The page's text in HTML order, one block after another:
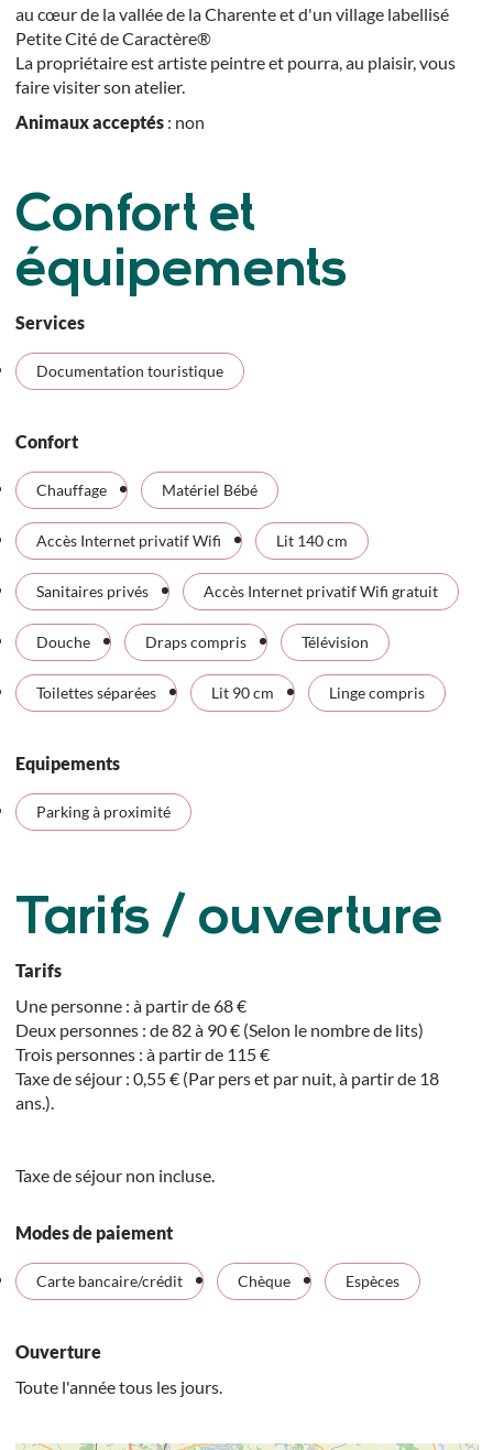
au cœur de la vallée de la Charente et d'un village labellisé
Petite Cité de Caractère®
La propriétaire est artiste peintre et pourra, au plaisir, vous
faire visiter son atelier.
Animaux acceptés: non
Confort et
équipements
Services
Documentation touristique
Confort
Chauffage Matériel Bébé
Accès Internet privatif Wifi Lit 140 cm
Sanitaires privés Accès Internet privatif Wifi gratuit
Douche Draps compris Télévision
Toilettes séparées Lit 90 cm Linge compris
Equipements
Parking à proximité
Tarifs / ouverture
Tarifs
Une personne : à partir de 68 €
Deux personnes : de 82 à 90 € (Selon le nombre de lits)
Trois personnes : à partir de 115 €
Taxe de séjour : 0,55 € (Par pers et par nuit, à partir de 18
ans.).
Taxe de séjour non incluse.
Modes de paiement
Carte bancaire/crédit Chèque Espèces
Ouverture
Toute l'année tous les jours.